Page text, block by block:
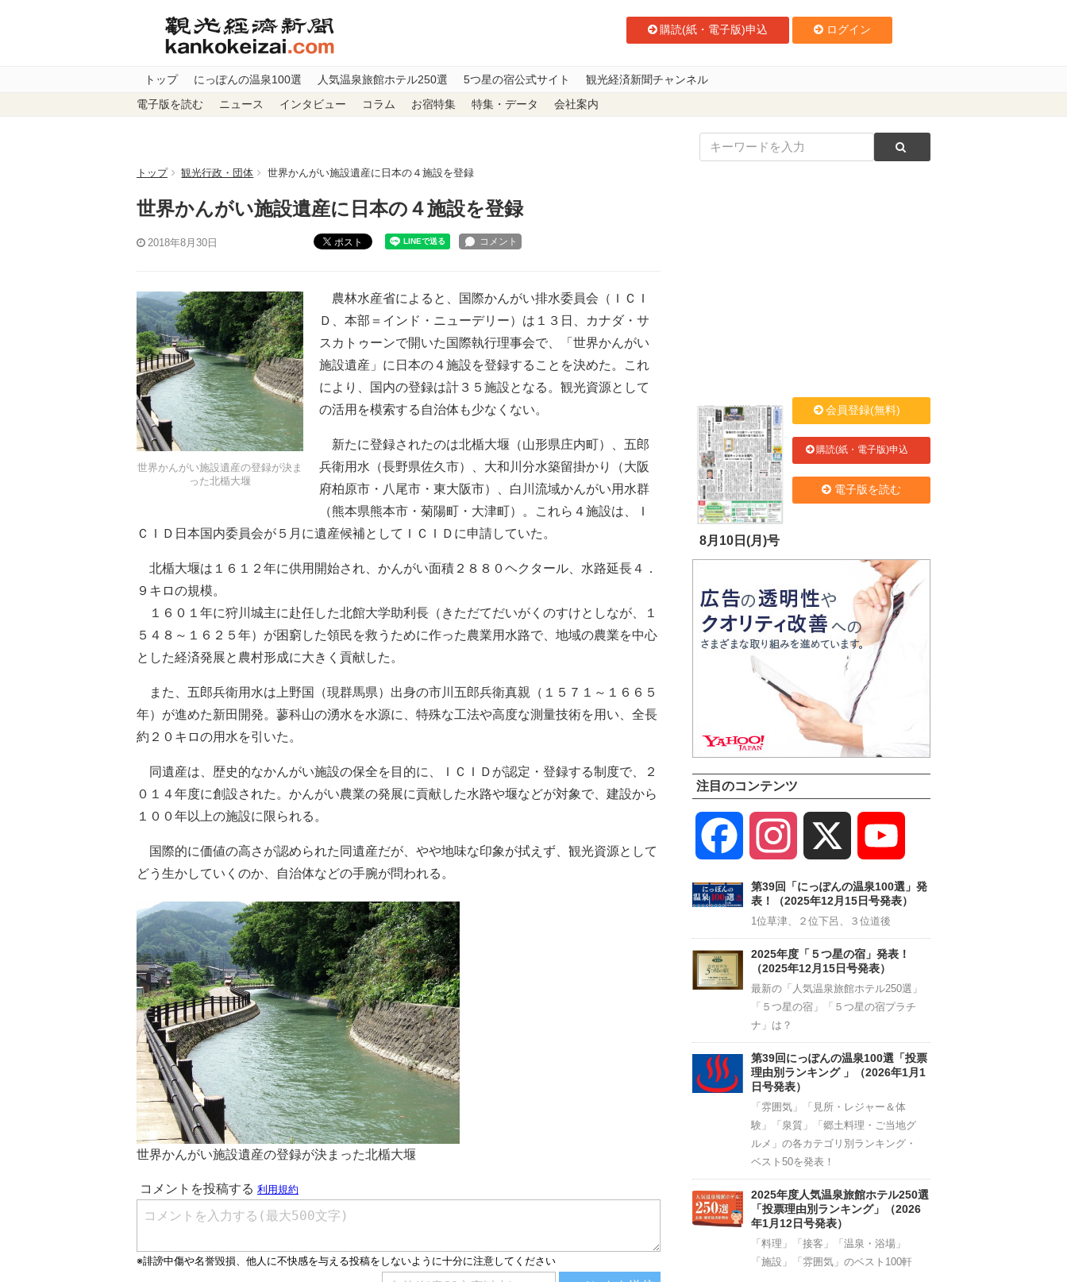
購読(紙・電子版)申込 ログイン
トップ にっぽんの温泉100選 人気温泉旅館ホテル250選 5つ星の宿公式サイト 観光経済新聞チャンネル
電子版を読む ニュース インタビュー コラム お宿特集 特集・データ 会社案内
トップ 観光行政・団体 世界かんがい施設遺産に日本の４施設を登録
世界かんがい施設遺産に日本の４施設を登録
2018年8月30日 ポスト
世界かんがい施設遺産の登録が決ま
った北楯大堰
農林水産省によると、国際かんがい排水委員会（ＩＣＩ
Ｄ、本部＝インド・ニューデリー）は１３日、カナダ・サ
スカトゥーンで開いた国際執行理事会で、「世界かんがい
施設遺産」に日本の４施設を登録することを決めた。これ
により、国内の登録は計３５施設となる。観光資源として
の活用を模索する自治体も少なくない。
新たに登録されたのは北楯大堰（山形県庄内町）、五郎
兵衛用水（長野県佐久市）、大和川分水築留掛かり（大阪
府柏原市・八尾市・東大阪市）、白川流域かんがい用水群
（熊本県熊本市・菊陽町・大津町）。これら４施設は、Ｉ
ＣＩＤ日本国内委員会が５月に遺産候補としてＩＣＩＤに申請していた。
北楯大堰は１６１２年に供用開始され、かんがい面積２８８０ヘクタール、水路延長４．
９キロの規模。
１６０１年に狩川城主に赴任した北館大学助利長（きただてだいがくのすけとしなが、１
５４８～１６２５年）が困窮した領民を救うために作った農業用水路で、地域の農業を中心
とした経済発展と農村形成に大きく貢献した。
また、五郎兵衛用水は上野国（現群馬県）出身の市川五郎兵衛真親（１５７１～１６６５
年）が進めた新田開発。蓼科山の湧水を水源に、特殊な工法や高度な測量技術を用い、全長
約２０キロの用水を引いた。
同遺産は、歴史的なかんがい施設の保全を目的に、ＩＣＩＤが認定・登録する制度で、２
０１４年度に創設された。かんがい農業の発展に貢献した水路や堰などが対象で、建設から
１００年以上の施設に限られる。
国際的に価値の高さが認められた同遺産だが、やや地味な印象が拭えず、観光資源として
どう生かしていくのか、自治体などの手腕が問われる。
世界かんがい施設遺産の登録が決まった北楯大堰
8月10日(月)号
会員登録(無料)
購読(紙・電子版)申込
電子版を読む
注目のコンテンツ
Facebook Instagram
Channel
第39回「にっぽんの温泉100選」発
表！（2025年12月15日号発表）
1位草津、２位下呂、３位道後
2025年度「５つ星の宿」発表！
（2025年12月15日号発表）
最新の「人気温泉旅館ホテル250選」
「５つ星の宿」「５つ星の宿プラチ
ナ」は？
第39回にっぽんの温泉100選「投票
理由別ランキング 」（2026年1月1
日号発表）
「雰囲気」「見所・レジャー＆体
験」「泉質」「郷土料理・ご当地グ
ルメ」の各カテゴリ別ランキング・
ベスト50を発表！
2025年度人気温泉旅館ホテル250選
「投票理由別ランキング」（2026
年1月12日号発表）
「料理」「接客」「温泉・浴場」
「施設」「雰囲気」のベスト100軒